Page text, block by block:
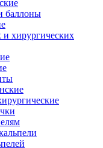
баллоны
хирургических